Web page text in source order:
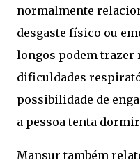
normalmente
desgaste físico ou
longos podem trazer
dificuldades
possibilidade de
a pessoa tenta
Mansur também